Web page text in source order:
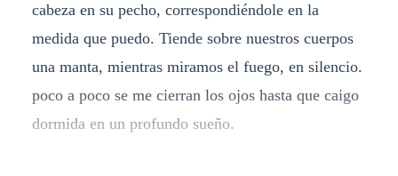
cabeza en su pecho, correspondiéndole en la
medida que puedo. Tiende sobre nuestros cuerpos
una manta, mientras miramos el fuego, en silencio.
poco a poco se me cierran los ojos hasta que caigo
dormida en un profundo sueño.